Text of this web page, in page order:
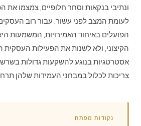
ונתיבי בנקאות וסחר חלופיים, צמצמו את
הפועלים באיחוד האמירויות, המשמעות
הקיצוני, ולא לשנות את הפעילות
אסטרטגיות בנוגע להשקעות גדולות
צריכות לכלול במבחני העמידות שלהן
נקודות מפתח